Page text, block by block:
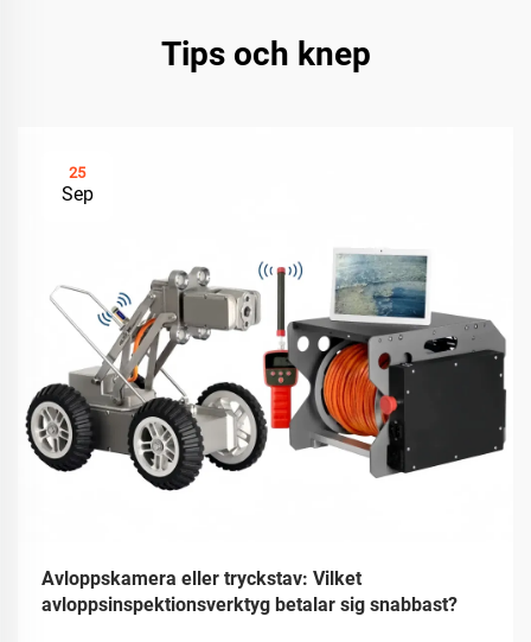
Tips och knep
25
Sep
Avloppskamera eller tryckstav: Vilket
avloppsinspektionsverktyg betalar sig snabbast?